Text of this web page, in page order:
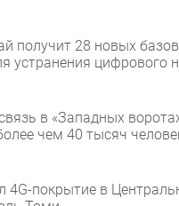
получит 28 новых
устранения цифрового
в «Западных
чем 40 тысяч
4G-покрытие в